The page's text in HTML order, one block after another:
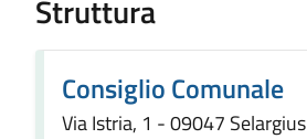
Struttura
Consiglio Comunale
Via Istria, 1 - 09047 Selargius